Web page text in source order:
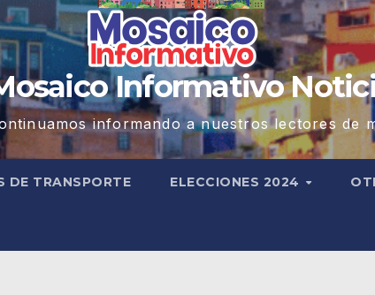
Informativo
informando a nuestros lectores de
DE TRANSPORTE ELECCIONES 2024